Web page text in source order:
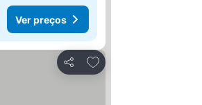
Ver preços
Partilhar
Adicionar aos favoritos